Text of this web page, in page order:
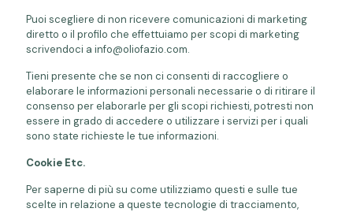
Puoi scegliere di non ricevere comunicazioni di marketing
diretto o il profilo che effettuiamo per scopi di marketing
scrivendoci a info@oliofazio.com.
Tieni presente che se non ci consenti di raccogliere o
elaborare le informazioni personali necessarie o di ritirare il
consenso per elaborarle per gli scopi richiesti, potresti non
essere in grado di accedere o utilizzare i servizi per i quali
sono state richieste le tue informazioni.
Cookie Etc.
Per saperne di più su come utilizziamo questi e sulle tue
scelte in relazione a queste tecnologie di tracciamento,